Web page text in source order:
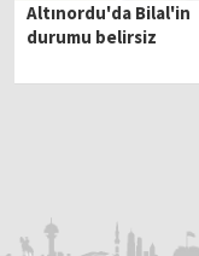
Altınordu'da Bilal'in
durumu belirsiz